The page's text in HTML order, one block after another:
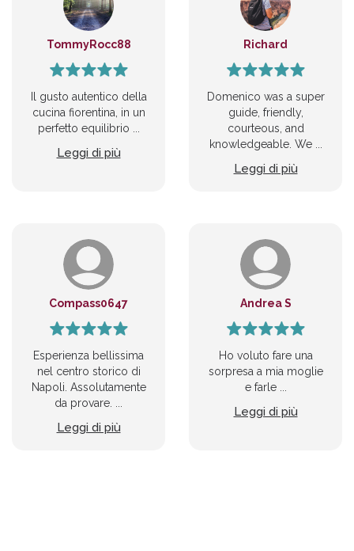
TommyRocc88
Il gusto autentico della
cucina fiorentina, in un
perfetto equilibrio ...
Leggi di più
Richard
Domenico was a super
guide, friendly,
courteous, and
knowledgeable. We ...
Leggi di più
Compass0647
Esperienza bellissima
nel centro storico di
Napoli. Assolutamente
da provare. ...
Leggi di più
Andrea S
Ho voluto fare una
sorpresa a mia moglie
e farle ...
Leggi di più